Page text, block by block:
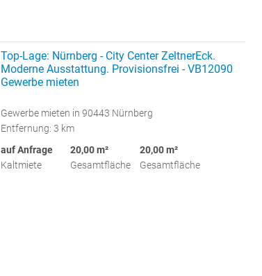
Top-Lage: Nürnberg - City Center ZeltnerEck.
Moderne Ausstattung. Provisionsfrei - VB12090
Gewerbe mieten
Gewerbe mieten in 90443 Nürnberg
Entfernung: 3 km
auf Anfrage
Kaltmiete
20,00 m²
Gesamtfläche
20,00 m²
Gesamtfläche